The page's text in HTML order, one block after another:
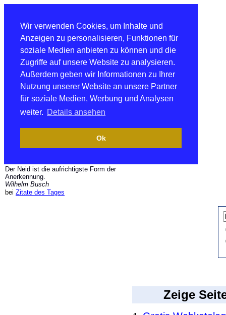
Wir verwenden Cookies, um Inhalte und
Anzeigen zu personalisieren, Funktionen für
soziale Medien anbieten zu können und die
Zugriffe auf unsere Website zu analysieren.
Außerdem geben wir Informationen zu Ihrer
Nutzung unserer Website an unsere Partner
für soziale Medien, Werbung und Analysen
weiter. Details ansehen
Ok
Der Neid ist die aufrichtigste Form der
Anerkennung.
Wilhelm Busch
bei Zitate des Tages
Zeige